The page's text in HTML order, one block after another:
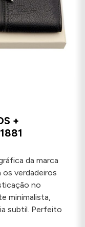
+
da marca
os verdadeiros
no
minimalista,
subtil. Perfeito